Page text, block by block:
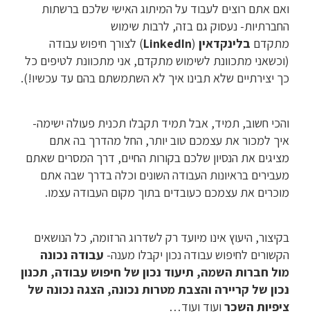
ואם אתם רוצים לעבוד על המיתוג האישי שלכם ברשתות
החברתיות- נעסוק גם בזה, לרבות שימוש
מתקדם בלינקדאין (
LinkedIn) לצורך חיפוש עבודה
(וכשאני מתכוונת לשימוש מתקדם, אני מתכוונת לטיפים כל
כך יצירתיים שלא תבינו איך לא השתמשתם בהם עד עכשיו!).
והכי חשוב, תמיד, אבל תמיד תקבלו תכנית פעולה ישימה-
איך למכור את עצמכם טוב יותר, החל מהדרך בה אתם
מציגים את הנסיון שלכם בקורות החיים, דרך המסרים שאתם
מעבירים בראיונות העבודה השונים וכלה בדרך שבה אתם
מוכרים את עצמכם כעובדים בתוך מקום העבודה עצמו.
בקיצור, היעוץ אינו מיועד רק לשדרוג הרזומה, כל הנושאים
הקשורים לחיפוש עבודה נכון יקבלו מענה- עבודה נכונה
מול חברות השמה, תיעוד נכון של חיפוש עבודה, תכנון
נכון של קריירה והצבת מטרות נכונה, הצגה נכונה של
ציפיות השכר ועוד ועוד…